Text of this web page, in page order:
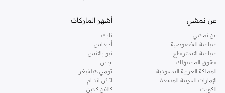
عن نمشي
عن نمشي
سياسة الخصوصية
سياسة الاسترجاع
حقوق المستهلك
المملكة العربية السعودية
الإمارات العربية المتحدة
الكويت
أشهر الماركات
نايك
أديداس
نيو بالانس
جس
تومي هيلفيغر
اتش اند ام
كالفن كلاين